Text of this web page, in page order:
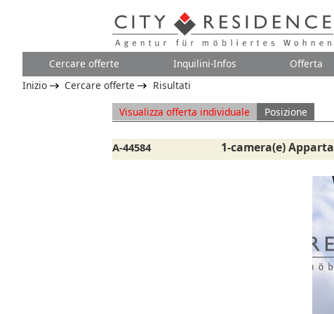
Cercare offerte Inquilini-Infos Offerta
Inizio Cercare offerte
Risultati
Visualizza offerta individuale
Posizione
A-44584 1-camera(e)